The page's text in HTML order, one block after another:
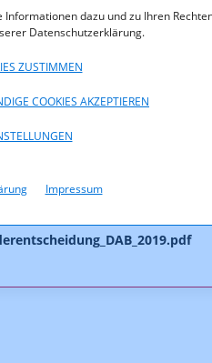
dazu und zu Ihren
Datenschutzerklärung.
ZUSTIMMEN
COOKIES AKZEPTIEREN
Impressum
in der Höhe von 50% der
darauf, dass es sich um den
dessen Erfolg maßgeblich
kommen wird, war das
Anteil – zu fördern. Damit